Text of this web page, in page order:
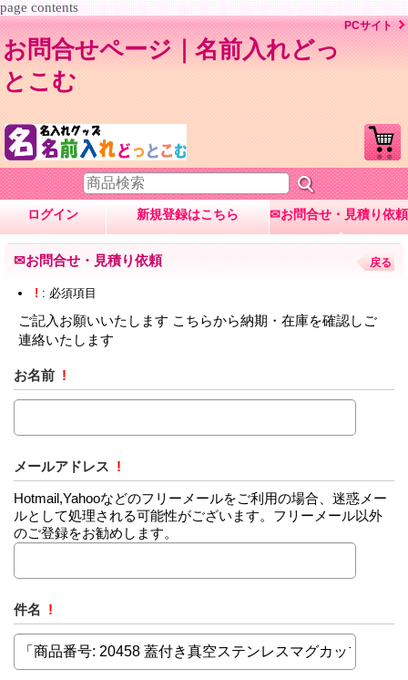
page contents
お問合せページ｜名前入れどっ
とこむ
PCサイト
ログイン 新規登録はこちら ✉お問合せ・見積り依頼
✉お問合せ・見積り依頼 戻る
! : 必須項目
ご記入お願いいたします こちらから納期・在庫を確認しご
連絡いたします
お名前 !
メールアドレス !
Hotmail,Yahooなどのフリーメールをご利用の場合、迷惑メー
ルとして処理される可能性がございます。フリーメール以外
のご登録をお勧めします。
件名 !